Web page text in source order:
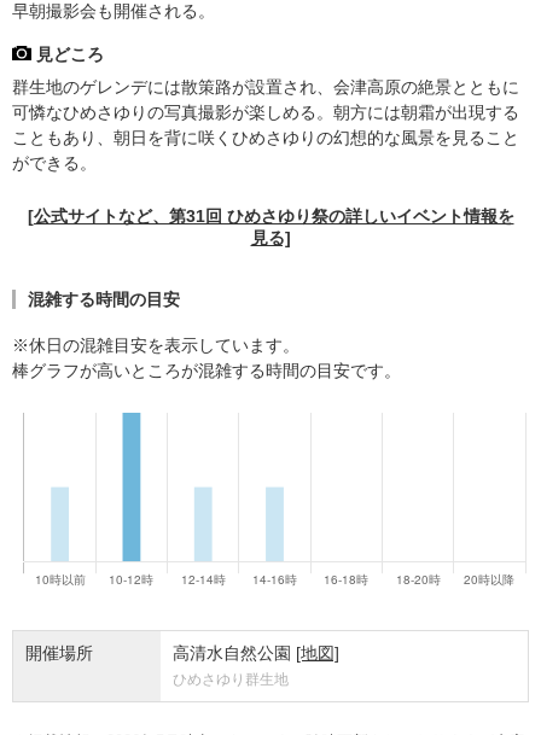
早朝撮影会も開催される。
見どころ
群生地のゲレンデには散策路が設置され、会津高原の絶景とともに
可憐なひめさゆりの写真撮影が楽しめる。朝方には朝霜が出現する
こともあり、朝日を背に咲くひめさゆりの幻想的な風景を見ること
ができる。
[公式サイトなど、第31回 ひめさゆり祭の詳しいイベント情報を
見る]
混雑する時間の目安
※休日の混雑目安を表示しています。
棒グラフが高いところが混雑する時間の目安です。
開催場所 高清水自然公園 [地図]
ひめさゆり群生地